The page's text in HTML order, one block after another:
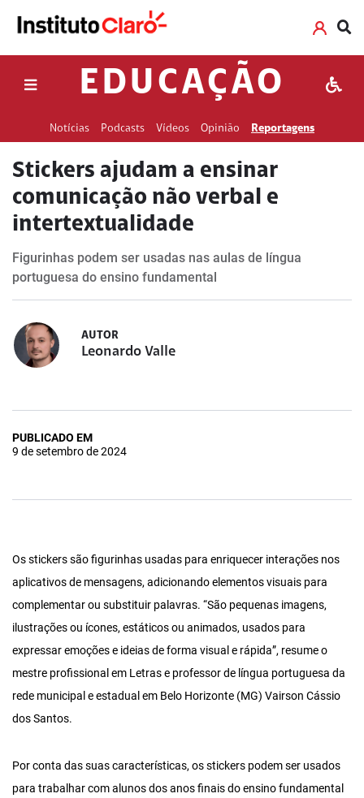
EDUCAÇÃO
Notícias Podcasts Vídeos Opinião Reportagens
Stickers ajudam a ensinar
comunicação não verbal e
intertextualidade
Figurinhas podem ser usadas nas aulas de língua
portuguesa do ensino fundamental
AUTOR
Leonardo Valle
PUBLICADO EM
9 de setembro de 2024
Os stickers são figurinhas usadas para enriquecer interações nos
aplicativos de mensagens, adicionando elementos visuais para
complementar ou substituir palavras. “São pequenas imagens,
ilustrações ou ícones, estáticos ou animados, usados para
expressar emoções e ideias de forma visual e rápida”, resume o
mestre profissional em Letras e professor de língua portuguesa da
rede municipal e estadual em Belo Horizonte (MG) Vairson Cássio
dos Santos.
Por conta das suas características, os stickers podem ser usados
para trabalhar com alunos dos anos finais do ensino fundamental